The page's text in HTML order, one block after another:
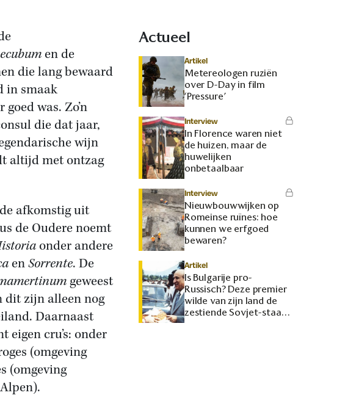
en de
die lang bewaard
in smaak
was. Zo’n
die dat jaar,
wijn
altijd met ontzag
afkomstig uit
de Oudere noemt
onder andere
enSorrente. De
geweest
dit zijn alleen nog
Daarnaast
eigen cru’s: onder
(omgeving
(omgeving
Actueel
Artikel
Metereologen ruziën
over D-Day in film
‘Pressure’
Interview
In Florence waren niet
de huizen, maar de
huwelijken
onbetaalbaar
Interview
Nieuwbouwwijken op
Romeinse ruïnes: hoe
kunnen we erfgoed
bewaren?
Artikel
Is Bulgarije pro-
Russisch? Deze premier
wilde van zijn land de
zestiende Sovjet-staat
maken